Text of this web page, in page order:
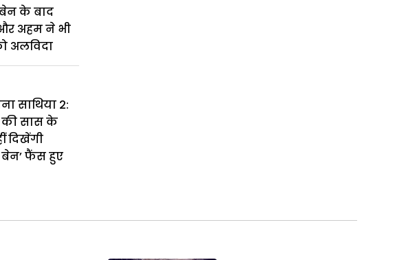
के बाद
अहम ने भी
अलविदा
साथिया 2:
की सास के
दिखेंगी
बेन’ फैंस हुए